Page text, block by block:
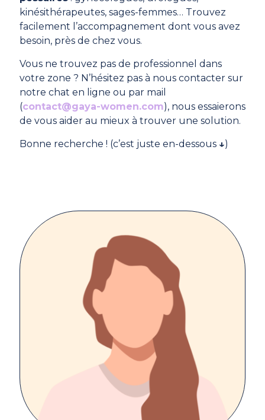
kinésithérapeutes, sages-femmes… Trouvez
facilement l’accompagnement dont vous avez
besoin, près de chez vous.
Vous ne trouvez pas de professionnel dans
votre zone ? N’hésitez pas à nous contacter sur
notre chat en ligne ou par mail
(contact@gaya-women.com), nous essaierons
de vous aider au mieux à trouver une solution.
Bonne recherche ! (c’est juste en-dessous ↓)